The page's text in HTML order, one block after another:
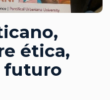
ética,
futuro